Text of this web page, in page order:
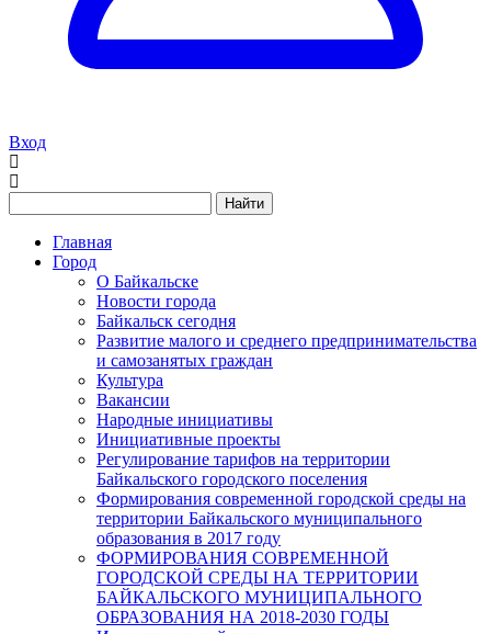
Вход
Найти
Главная
Город
О Байкальске
Новости города
Байкальск сегодня
Развитие малого и среднего предпринимательства
и самозанятых граждан
Культура
Вакансии
Народные инициативы
Инициативные проекты
Регулирование тарифов на территории
Байкальского городского поселения
Формирования современной городской среды на
территории Байкальского муниципального
образования в 2017 году
ФОРМИРОВАНИЯ СОВРЕМЕННОЙ
ГОРОДСКОЙ СРЕДЫ НА ТЕРРИТОРИИ
БАЙКАЛЬСКОГО МУНИЦИПАЛЬНОГО
ОБРАЗОВАНИЯ НА 2018-2030 ГОДЫ